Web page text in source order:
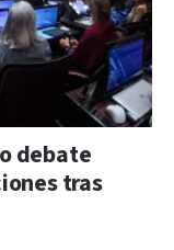
debate
tras